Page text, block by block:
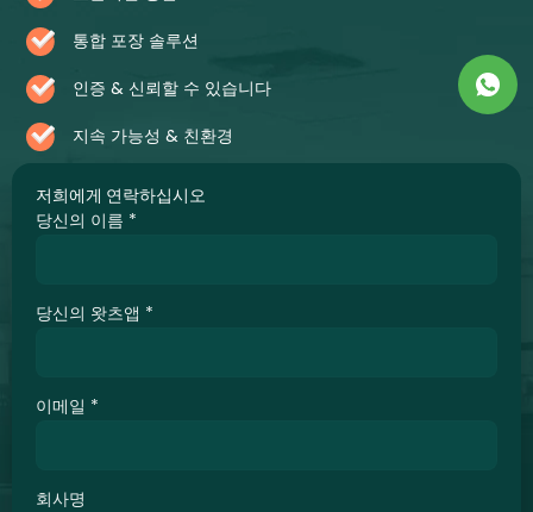
저희에게 연락하십시오
당신의 이름 *
당신의 왓츠앱 *
이메일 *
회사명
통합 포장 솔루션
인증 & 신뢰할 수 있습니다
지속 가능성 & 친환경